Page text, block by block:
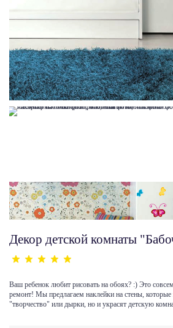
Декор детской комнаты
Ваш ребенок любит рисовать на обоях? :) Это
ремонт! Мы предлагаем наклейки на стены, которые
"творчество" или дырки, но и украсят детскую